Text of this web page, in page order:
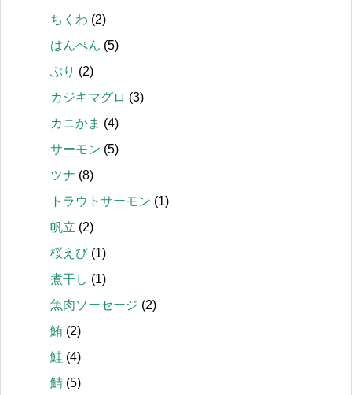
ちくわ (2)
はんぺん (5)
ぶり (2)
カジキマグロ (3)
カニかま (4)
サーモン (5)
ツナ (8)
トラウトサーモン (1)
帆立 (2)
桜えび(1)
煮干し (1)
魚肉ソーセージ (2)
鮪 (2)
鮭 (4)
鯖 (5)